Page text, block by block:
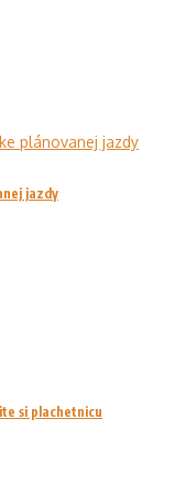
jazdy
si plachetnicu